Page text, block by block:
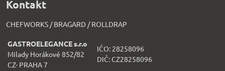
Kontakt
CHEFWORKS / BRAGARD / ROLLDRAP
GASTROELEGANCE s.r.o
Milady Horákové 852/82
CZ- PRAHA 7
IČO: 28258096
DIČ: CZ28258096